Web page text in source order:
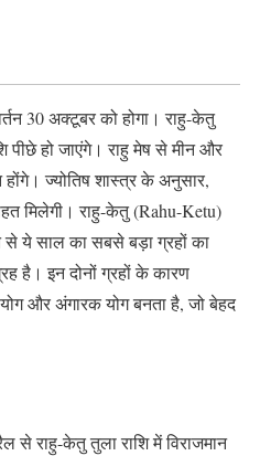
30 अक्टूबर को होगा। राहु-केतु
पीछे हो जाएंगे। राहु मेष से मीन और
होंगे। ज्योतिष शास्त्र के अनुसार,
मिलेगी। राहु-केतु (Rahu-Ketu)
से ये साल का सबसे बड़ा ग्रहों का
है। इन दोनों ग्रहों के कारण
और अंगारक योग बनता है, जो बेहद
से राहु-केतु तुला राशि में विराजमान